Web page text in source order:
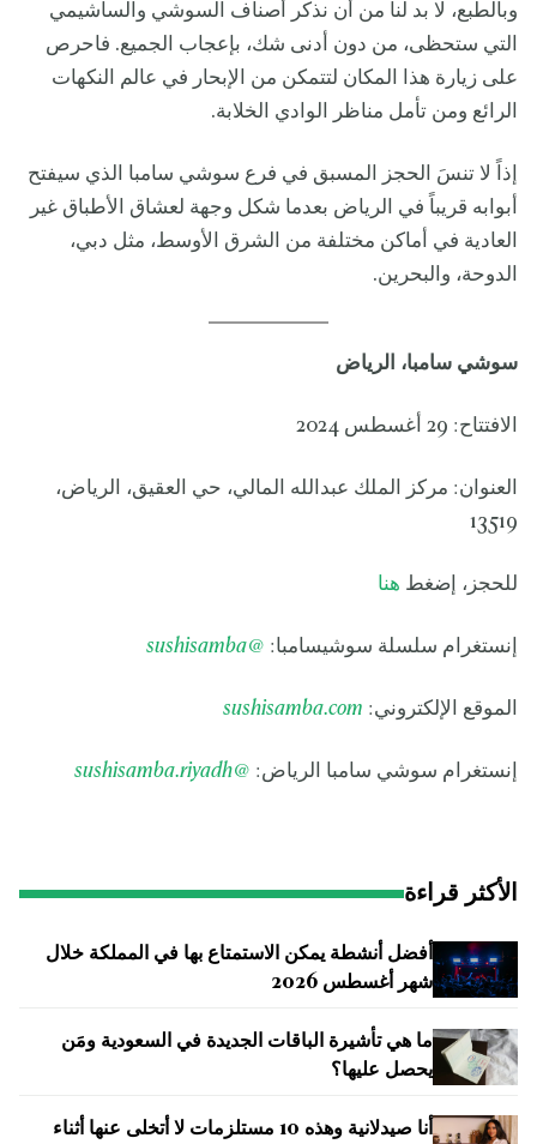
وبالطبع، لا بد لنا من أن نذكر أصناف السوشي والساشيمي
التي ستحظى، من دون أدنى شك، بإعجاب الجميع. فاحرص
على زيارة هذا المكان لتتمكن من الإبحار في عالم النكهات
الرائع ومن تأمل مناظر الوادي الخلابة.
إذاً لا تنسَ الحجز المسبق في فرع سوشي سامبا الذي سيفتح
أبوابه قريباً في الرياض بعدما شكل وجهة لعشاق الأطباق غير
العادية في أماكن مختلفة من الشرق الأوسط، مثل دبي،
الدوحة، والبحرين.
سوشي سامبا، الرياض
الافتتاح: 29 أغسطس 2024
العنوان: مركز الملك عبدالله المالي، حي العقيق، الرياض،
13519
للحجز، إضغط هنا
إنستغرام سلسلة سوشيسامبا: @sushisamba
الموقع الإلكتروني: sushisamba.com
إنستغرام سوشي سامبا الرياض: @sushisamba.riyadh
الأكثر قراءة
أفضل أنشطة يمكن الاستمتاع بها في المملكة خلال
شهر أغسطس 2026
ما هي تأشيرة الباقات الجديدة في السعودية ومَن
يحصل عليها؟
أنا صيدلانية وهذه 10 مستلزمات لا أتخلى عنها أثناء